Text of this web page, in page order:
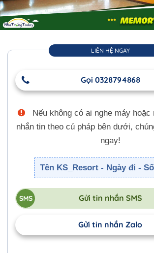
LIÊN HỆ NGAY
Gọi 0328794868
Nếu không có ai nghe máy hoặc
nhắn tin theo cú pháp bên dưới,
ngay!
Tên KS_Resort - Ngày đi -
Gửi tin nhắn SMS
Gửi tin nhắn Zalo